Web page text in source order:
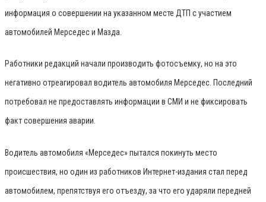
информация о совершении на указанном месте ДТП с участием
автомобилей Мерседес и Мазда.
Работники редакций начали производить фотосъемку, но на это
негативно отреагировал водитель автомобиля Мерседес. Последний
потребовал не предоставлять информации в СМИ и не фиксировать
факт совершения аварии.
Водитель автомобиля «Мерседес» пытался покинуть место
происшествия, но один из работников Интернет-издания стал перед
автомобилем, препятствуя его отъезду, за что его ударяли передней